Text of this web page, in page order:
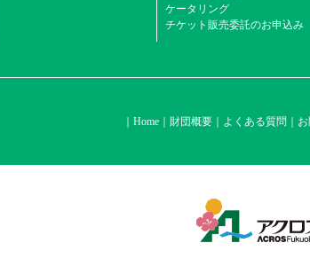
ケータリング
チケット販売委託のお申込み
Home 財団概要 よくある質問